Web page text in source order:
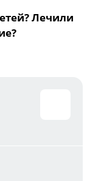
Лечили